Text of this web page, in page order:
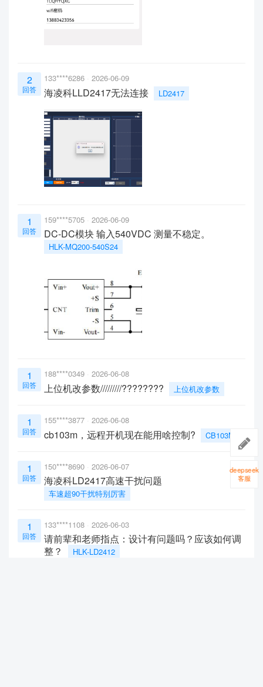
2
回答
133****6286 2026-06-09
海凌科LLD2417无法连接 LD2417
1
回答
159****5705 2026-06-09
DC-DC模块 输入540VDC 测量不稳定。
HLK-MQ200-540S24
1
回答
188****0349 2026-06-08
上位机改参数/////////???????? 上位机改参数
1
回答
155****3877 2026-06-08
cb103m，远程开机现在能用啥控制? CB103M
1
回答
150****8690 2026-06-07
海凌科LD2417高速干扰问题
车速超90干扰特别厉害
1
回答
133****1108 2026-06-03
请前辈和老师指点：设计有问题吗？应该如何调
整？
HLK-LD2412
deepseek
客服